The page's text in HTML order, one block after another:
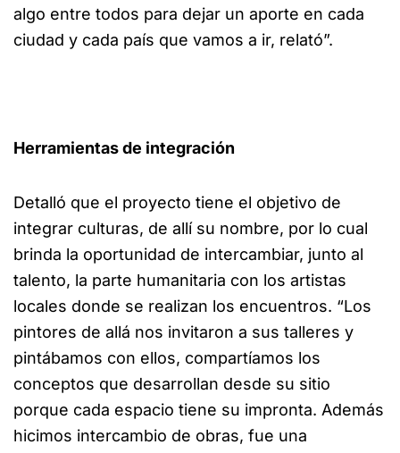
algo entre todos para dejar un aporte en cada
ciudad y cada país que vamos a ir, relató”.
Herramientas de integración
Detalló que el proyecto tiene el objetivo de
integrar culturas, de allí su nombre, por lo cual
brinda la oportunidad de intercambiar, junto al
talento, la parte humanitaria con los artistas
locales donde se realizan los encuentros. “Los
pintores de allá nos invitaron a sus talleres y
pintábamos con ellos, compartíamos los
conceptos que desarrollan desde su sitio
porque cada espacio tiene su impronta. Además
hicimos intercambio de obras, fue una